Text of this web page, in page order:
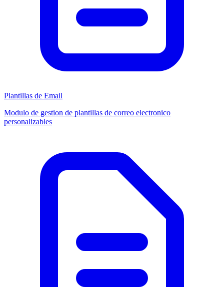
Plantillas de Email
Modulo de gestion de plantillas de correo electronico
personalizables